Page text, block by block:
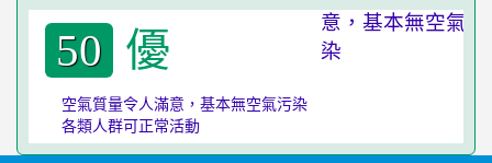
50 優
空氣質量令人滿意，基本無空氣污染
各類人群可正常活動